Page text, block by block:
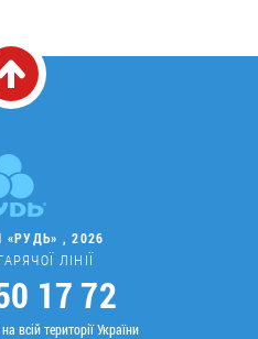
, 2026
ЛІНІЇ
17 72
всій території України